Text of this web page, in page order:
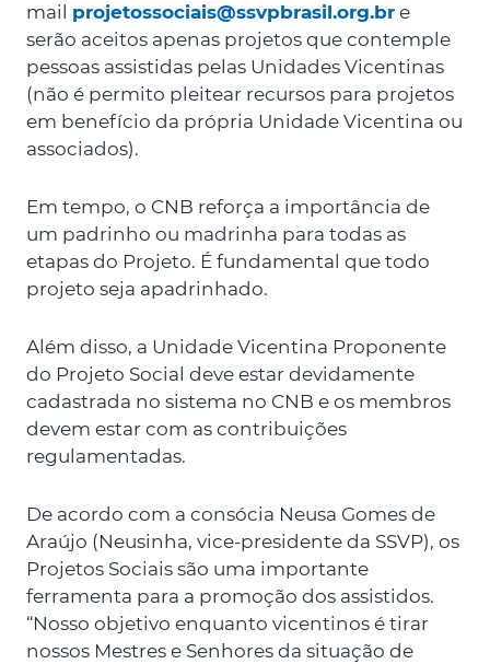
mail projetossociais@ssvpbrasil.org.br e
serão aceitos apenas projetos que contemple
pessoas assistidas pelas Unidades Vicentinas
(não é permito pleitear recursos para projetos
em benefício da própria Unidade Vicentina ou
associados).
Em tempo, o CNB reforça a importância de
um padrinho ou madrinha para todas as
etapas do Projeto. É fundamental que todo
projeto seja apadrinhado.
Além disso, a Unidade Vicentina Proponente
do Projeto Social deve estar devidamente
cadastrada no sistema no CNB e os membros
devem estar com as contribuições
regulamentadas.
De acordo com a consócia Neusa Gomes de
Araújo (Neusinha, vice-presidente da SSVP), os
Projetos Sociais são uma importante
ferramenta para a promoção dos assistidos.
“Nosso objetivo enquanto vicentinos é tirar
nossos Mestres e Senhores da situação de